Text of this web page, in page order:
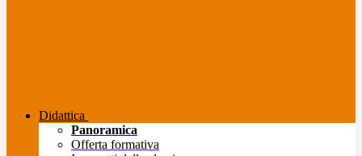
Didattica
Panoramica
Offerta formativa